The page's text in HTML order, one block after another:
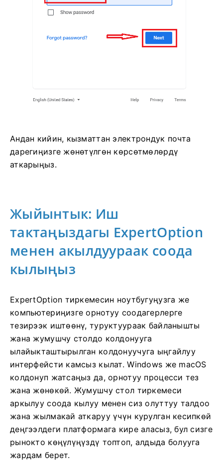
Андан кийин, кызматтан электрондук почта
дарегиңизге жөнөтүлгөн көрсөтмөлөрдү
аткарыңыз.
Жыйынтык: Иш
тактаңыздагы ExpertOption
менен акылдуураак соода
кылыңыз
ExpertOption тиркемесин ноутбугуңузга же
компьютериңизге орнотуу соодагерлерге
тезирээк иштөөнү, туруктуураак байланышты
жана жумушчу столдо колдонууга
ылайыкташтырылган колдонуучуга ыңгайлуу
интерфейсти камсыз кылат. Windows же macOS
колдонуп жатсаңыз да, орнотуу процесси тез
жана жөнөкөй. Жумушчу стол тиркемеси
аркылуу соода кылуу менен сиз олуттуу талдоо
жана жылмакай аткаруу үчүн курулган кесипкөй
деңгээлдеги платформага кире аласыз, бул сизге
рынокто көңүлүңүздү топтоп, алдыда болууга
жардам берет.